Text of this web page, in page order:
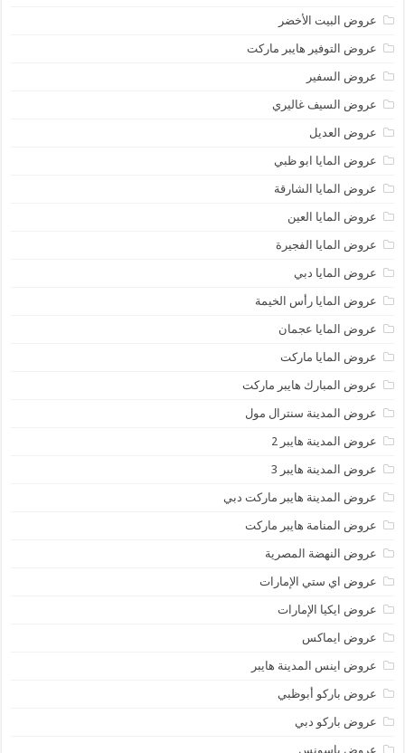
عروض البيت الأخضر
عروض التوفير هايبر ماركت
عروض السفير
عروض السيف غاليري
عروض العديل
عروض المايا ابو ظبي
عروض المايا الشارقة
عروض المايا العين
عروض المايا الفجيرة
عروض المايا دبي
عروض المايا رأس الخيمة
عروض المايا عجمان
عروض المايا ماركت
عروض المبارك هايبر ماركت
عروض المدينة سنترال مول
عروض المدينة هايبر 2
عروض المدينة هايبر 3
عروض المدينة هايبر ماركت دبي
عروض المنامة هايبر ماركت
عروض النهضة المصرية
عروض اي ستي الإمارات
عروض ايكيا الإمارات
عروض ايماكس
عروض اينس المدينة هايبر
عروض باركو أبوظبي
عروض باركو دبي
عروض باسونس